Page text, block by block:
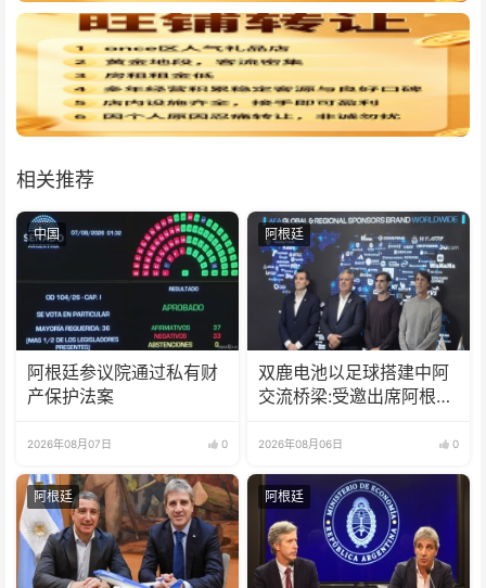
相关推荐
中国
阿根廷参议院通过私有财
产保护法案
2026年08月07日 0
阿根廷
双鹿电池以足球搭建中阿
交流桥梁:受邀出席阿根廷
2026年08月06日 0
阿根廷 阿根廷